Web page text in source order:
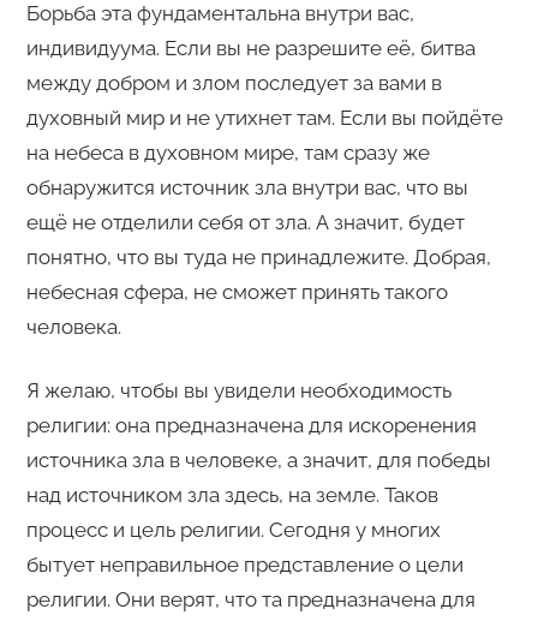
Борьба эта фундаментальна внутри вас,
индивидуума. Если вы не разрешите её, битва
между добром и злом последует за вами в
духовный мир и не утихнет там. Если вы пойдёте
на небеса в духовном мире, там сразу же
обнаружится источник зла внутри вас, что вы
ещё не отделили себя от зла. А значит, будет
понятно, что вы туда не принадлежите. Добрая,
небесная сфера, не сможет принять такого
человека.
Я желаю, чтобы вы увидели необходимость
религии: она предназначена для искоренения
источника зла в человеке, а значит, для победы
над источником зла здесь, на земле. Таков
процесс и цель религии. Сегодня у многих
бытует неправильное представление о цели
религии. Они верят, что та предназначена для